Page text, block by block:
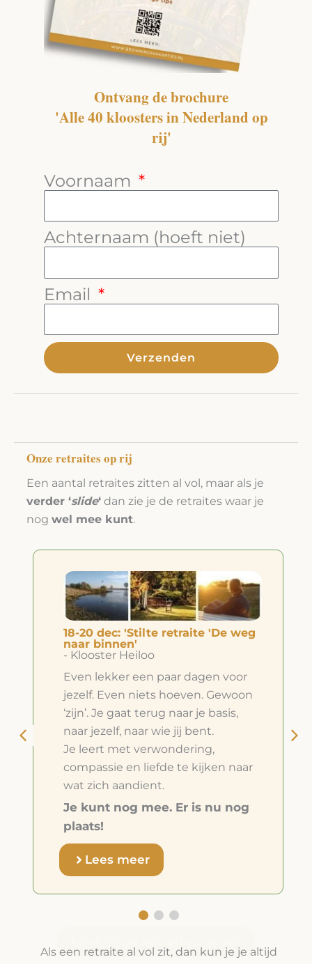
Ontvang de brochure
'Alle 40 kloosters in Nederland op
rij'
Voornaam
Achternaam (hoeft niet)
Email
Verzenden
Onze retraites op rij
Een aantal retraites zitten al vol, maar als je
verder ‘slide‘ dan zie je de retraites waar je
nogwel mee kunt.
18-20 dec: 'Stilte retraite 'De weg
naar binnen'
- Klooster Heiloo
Even lekker een paar dagen voor
jezelf. Even niets hoeven. Gewoon
‘zijn’. Je gaat terug naar je basis,
naar jezelf, naar wie jij bent.
Je leert met verwondering,
compassie en liefde te kijken naar
wat zich aandient.
Je kunt nog mee. Er is nu nog
plaats!
Lees meer
Als een retraite al vol zit, dan kun je je altijd